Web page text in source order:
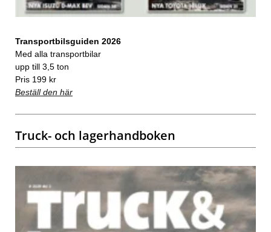
Transportbilsguiden 2026
Med alla transportbilar
upp till 3,5 ton
Pris 199 kr
Beställ den här
Truck- och lagerhandboken